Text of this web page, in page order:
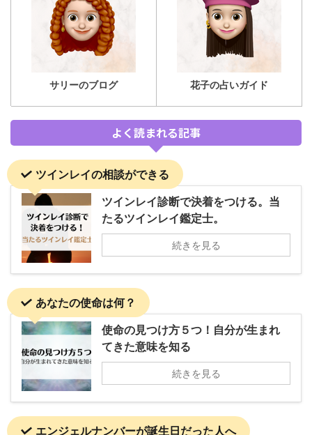
サリーのブログ 花子の占いガイド
よく読まれる記事
ツインレイの相談ができる
ツインレイ診断で決着をつける。当
たるツインレイ鑑定士。
続きを見る
あなたの使命は何？
使命の見つけ方５つ！自分が生まれ
てきた意味を知る
続きを見る
エンジェルナンバーが誕生日だった人へ